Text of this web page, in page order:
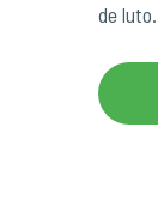
de luto.